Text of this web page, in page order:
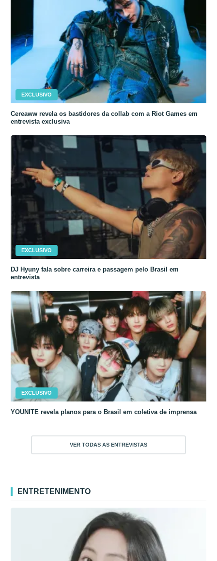
EXCLUSIVO
Cereaww revela os bastidores da collab com a Riot Games em
entrevista exclusiva
EXCLUSIVO
DJ Hyuny fala sobre carreira e passagem pelo Brasil em
entrevista
EXCLUSIVO
YOUNITE revela planos para o Brasil em coletiva de imprensa
VER TODAS AS ENTREVISTAS
ENTRETENIMENTO